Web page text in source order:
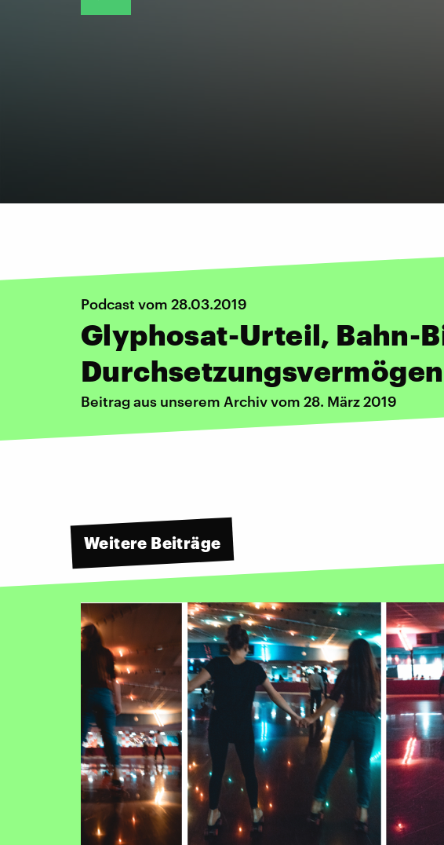
Podcast vom 28.03.2019
Glyphosat-Urteil, Bahn-
Durchsetzungsvermögen
Beitrag aus unserem Archiv vom 28. März 2019
Weitere Beiträge